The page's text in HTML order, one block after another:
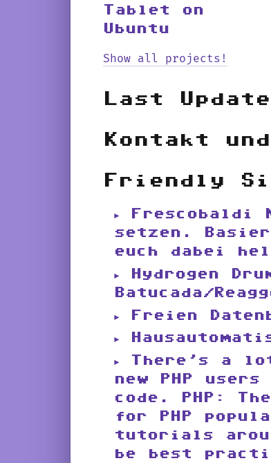
Tablet on
Ubuntu
Show all projects!
Last
Kontakt
Friendly
Frescobaldi
setzen.
euch dabei
Hydrogen
Batucada/
Freien
There’s a
new PHP
code. PHP:
for PHP
tutorials
be best